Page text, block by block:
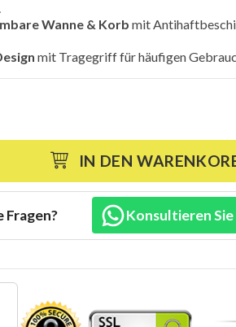
Wanne & Korb mit
mit Tragegriff für häufigen
IN DEN
Fragen? Konsultieren